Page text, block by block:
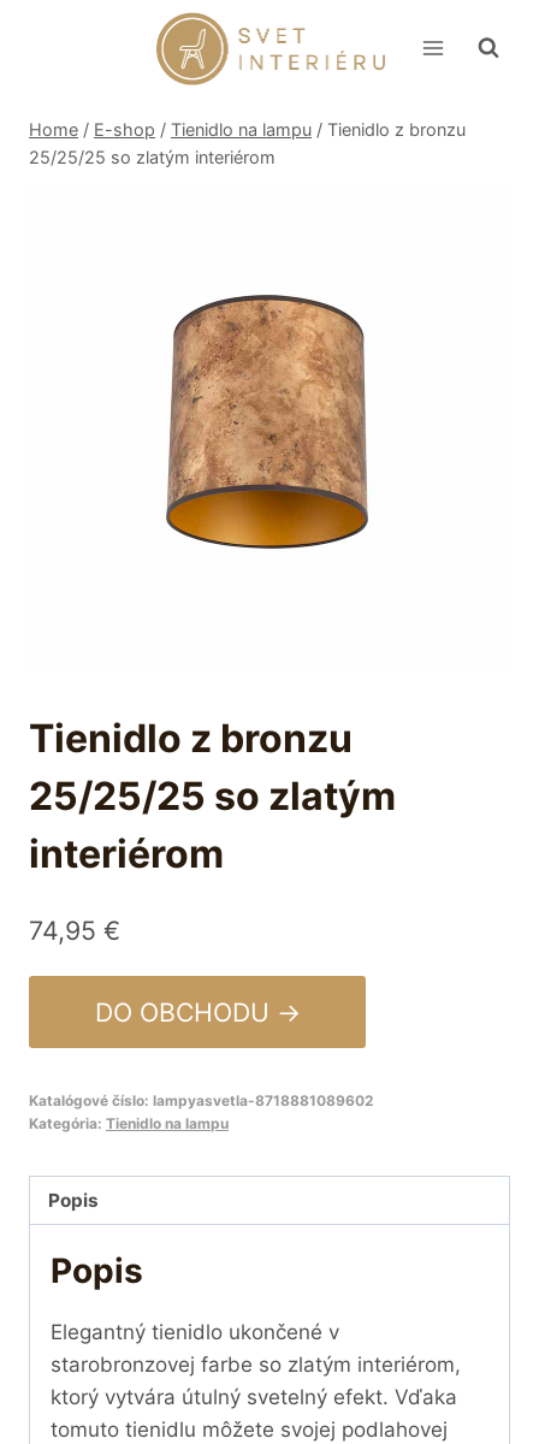
Home / E-shop / Tienidlo na lampu / Tienidlo z bronzu
25/25/25 so zlatým interiérom
Tienidlo z bronzu
25/25/25 so zlatým
interiérom
74,95 €
DO OBCHODU →
Katalógové číslo: lampyasvetla-8718881089602
Kategória: Tienidlo na lampu
Popis
Popis
Elegantný tienidlo ukončené v
starobronzovej farbe so zlatým interiérom,
ktorý vytvára útulný svetelný efekt. Vďaka
tomuto tienidlu môžete svojej podlahovej